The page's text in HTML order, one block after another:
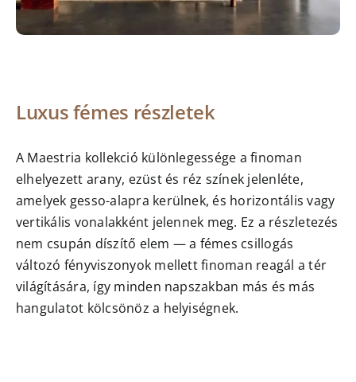
Luxus fémes részletek
A Maestria kollekció különlegessége a finoman
elhelyezett arany, ezüst és réz színek jelenléte,
amelyek gesso-alapra kerülnek, és horizontális vagy
vertikális vonalakként jelennek meg. Ez a részletezés
nem csupán díszítő elem — a fémes csillogás
változó fényviszonyok mellett finoman reagál a tér
világítására, így minden napszakban más és más
hangulatot kölcsönöz a helyiségnek.